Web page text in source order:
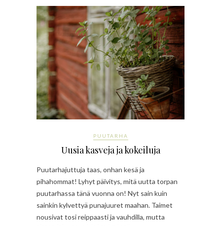
PUUTARHA
Uusia kasveja ja kokeiluja
Puutarhajuttuja taas, onhan kesä ja
pihahommat! Lyhyt päivitys, mitä uutta torpan
puutarhassa tänä vuonna on! Nyt sain kuin
sainkin kylvettyä punajuuret maahan. Taimet
nousivat tosi reippaasti ja vauhdilla, mutta